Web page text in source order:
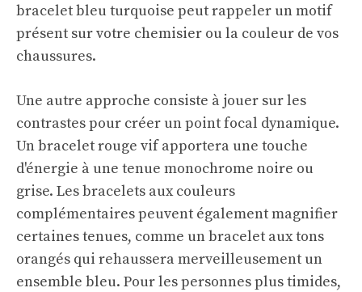
bracelet bleu turquoise peut rappeler un motif
présent sur votre chemisier ou la couleur de vos
chaussures.
Une autre approche consiste à jouer sur les
contrastes pour créer un point focal dynamique.
Un bracelet rouge vif apportera une touche
d'énergie à une tenue monochrome noire ou
grise. Les bracelets aux couleurs
complémentaires peuvent également magnifier
certaines tenues, comme un bracelet aux tons
orangés qui rehaussera merveilleusement un
ensemble bleu. Pour les personnes plus timides,